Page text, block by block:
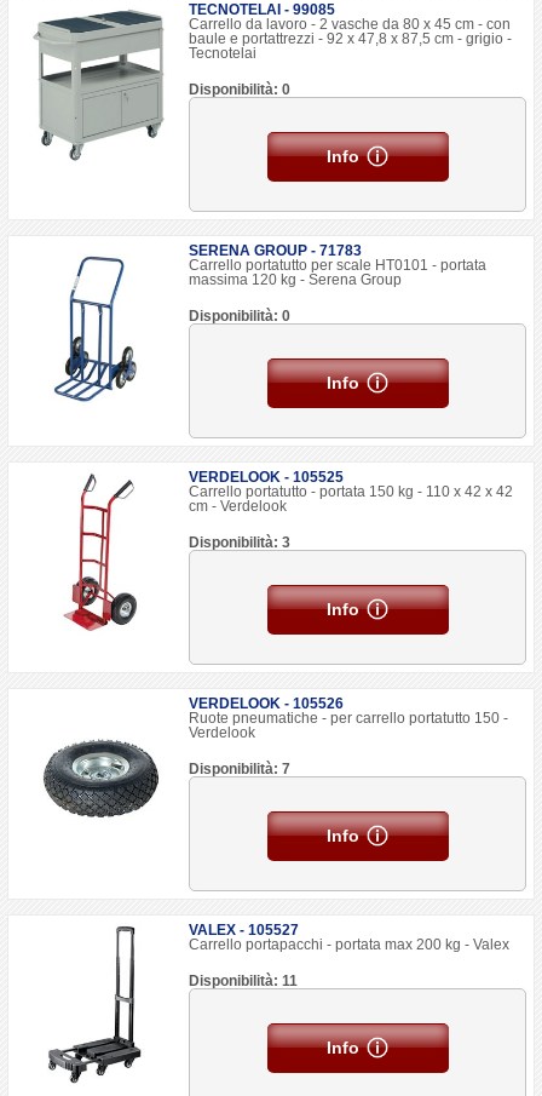
TECNOTELAI - 99085
Carrello da lavoro - 2 vasche da 80 x 45 cm - con
baule e portattrezzi - 92 x 47,8 x 87,5 cm - grigio -
Tecnotelai
Disponibilità: 0
Info
SERENA GROUP - 71783
Carrello portatutto per scale HT0101 - portata
massima 120 kg - Serena Group
Disponibilità: 0
Info
VERDELOOK - 105525
Carrello portatutto - portata 150 kg - 110 x 42 x 42
cm - Verdelook
Disponibilità: 3
Info
VERDELOOK - 105526
Ruote pneumatiche - per carrello portatutto 150 -
Verdelook
Disponibilità: 7
Info
VALEX - 105527
Carrello portapacchi - portata max 200 kg - Valex
Disponibilità: 11
Info